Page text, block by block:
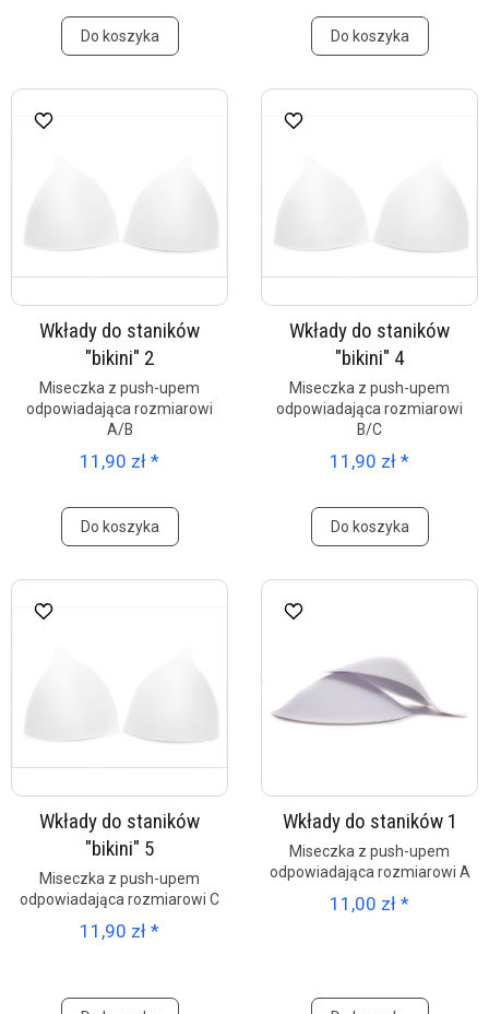
Do koszyka Do koszyka
Wkłady do staników
"bikini" 2
Miseczka z push-upem
odpowiadająca rozmiarowi
A/B
11,90 zł *
Do koszyka
Wkłady do staników
"bikini" 4
Miseczka z push-upem
odpowiadająca rozmiarowi
B/C
11,90 zł *
Do koszyka
Wkłady do staników
"bikini" 5
Miseczka z push-upem
odpowiadająca rozmiarowi C
11,90 zł *
Wkłady do staników 1
Miseczka z push-upem
odpowiadająca rozmiarowi A
11,00 zł *